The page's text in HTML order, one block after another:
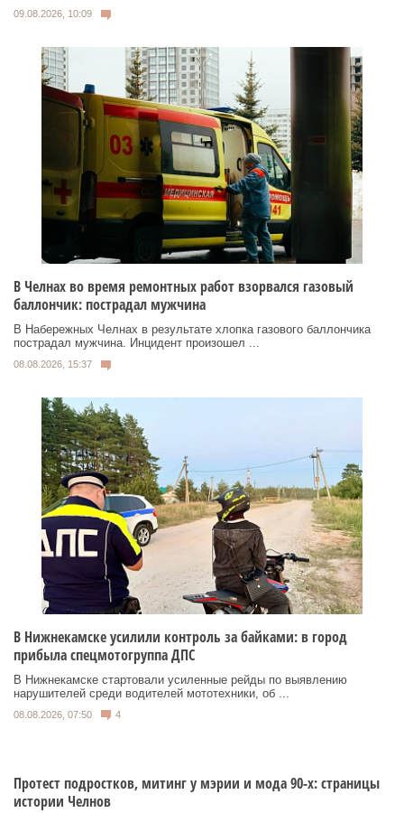
09.08.2026, 10:09
В Челнах во время ремонтных работ взорвался газовый
баллончик: пострадал мужчина
В Набережных Челнах в результате хлопка газового баллончика
пострадал мужчина. Инцидент произошел ...
08.08.2026, 15:37
В Нижнекамске усилили контроль за байками: в город
прибыла спецмотогруппа ДПС
В Нижнекамске стартовали усиленные рейды по выявлению
нарушителей среди водителей мототехники, об ...
08.08.2026, 07:50 4
Протест подростков, митинг у мэрии и мода 90-х: страницы
истории Челнов